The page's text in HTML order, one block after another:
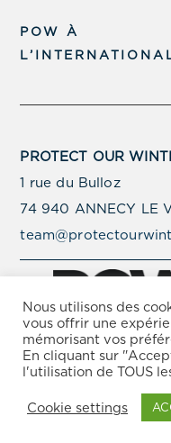
POW À
PROTECT OUR
1 rue du Bulloz
74 940 ANNECY LE
© Copyright Protect
Protection de la Vie
Nous utilisons des
vous offrir une
mémorisant vos
En cliquant sur
l'utilisation de TOUS
Cookie settings